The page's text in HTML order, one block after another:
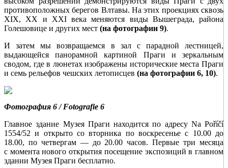
противоположных берегов Влтавы. На этих проекциях сквозь
XIX, XX и XXI века меняются виды Вышеграда, района
Голешовице и других мест (на фотографии 9).
И затем мы возвращаемся в зал с парадной лестницей,
выдающейся панорамной картиной Праги и зеркальным
сводом, где в люнетах изображены исторические места Праги
и семь рельефов чешских летописцев (на фотографии 6, 10).
Фотография 6 / Fotografie 6
Главное здание Музея Праги находится по адресу Na Poříčí
1554/52 и открыто со вторника по воскресенье с 10.00 до
18.00, по четвергам — до 20.00 часов. Первые три месяца
с момента нового открытия посещение экспозиций в главном
здании Музея Праги бесплатно.